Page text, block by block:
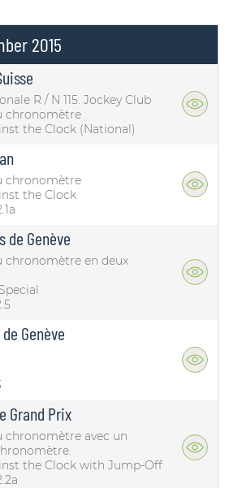
2015
R / N 115. Jockey Club
chronomètre
the Clock (National)
chronomètre
the Clock
de Genève
chronomètre en deux
Genève
Grand Prix
chronomètre avec un
the Clock with Jump-Off